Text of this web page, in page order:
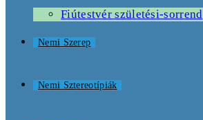
Fiútestvér születési-sorrend
Nemi Szerep
Nemi Sztereotípiák